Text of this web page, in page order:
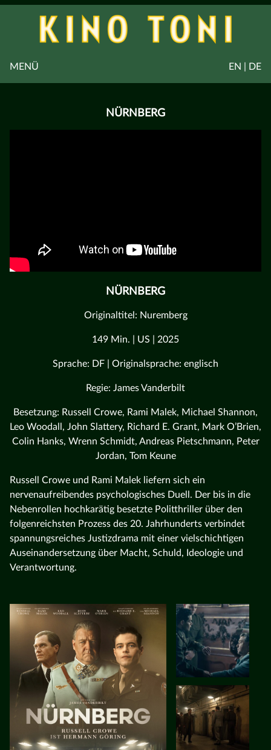
EN | DE
MENÜ
NÜRNBERG
NÜRNBERG
Originaltitel: Nuremberg
149 Min. | US | 2025
Sprache: DF | Originalsprache: englisch
Regie: James Vanderbilt
Besetzung: Russell Crowe, Rami Malek, Michael Shannon,
Leo Woodall, John Slattery, Richard E. Grant, Mark O’Brien,
Colin Hanks, Wrenn Schmidt, Andreas Pietschmann, Peter
Jordan, Tom Keune
Russell Crowe und Rami Malek liefern sich ein
nervenaufreibendes psychologisches Duell. Der bis in die
Nebenrollen hochkarätig besetzte Politthriller über den
folgenreichsten Prozess des 20. Jahrhunderts verbindet
spannungsreiches Justizdrama mit einer vielschichtigen
Auseinandersetzung über Macht, Schuld, Ideologie und
Verantwortung.